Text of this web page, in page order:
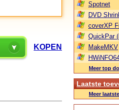
KOPEN
Spotnet
DVD
coverXP
QuickPar
MakeMKV
Meer top
Laatste
Meer